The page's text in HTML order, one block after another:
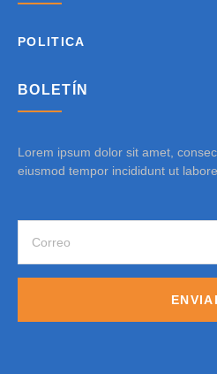
POLITICA
BOLETÍN
Lorem ipsum dolor sit amet,
eiusmod tempor incididunt ut labore